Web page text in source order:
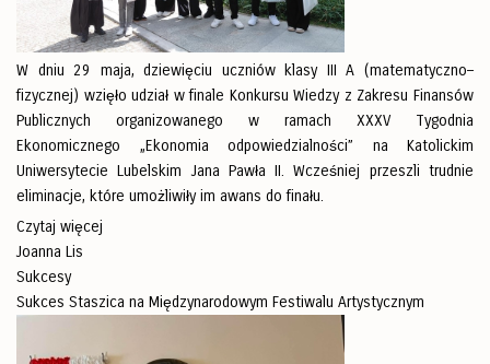
W dniu 29 maja, dziewięciu uczniów klasy III A (matematyczno–
fizycznej) wzięło udział w finale Konkursu Wiedzy z Zakresu Finansów
Publicznych organizowanego w ramach XXXV Tygodnia
Ekonomicznego „Ekonomia odpowiedzialności” na Katolickim
Uniwersytecie Lubelskim Jana Pawła II. Wcześniej przeszli trudnie
eliminacje, które umożliwiły im awans do finału.
Czytaj więcej
Joanna Lis
Sukcesy
Sukces Staszica na Międzynarodowym Festiwalu Artystycznym